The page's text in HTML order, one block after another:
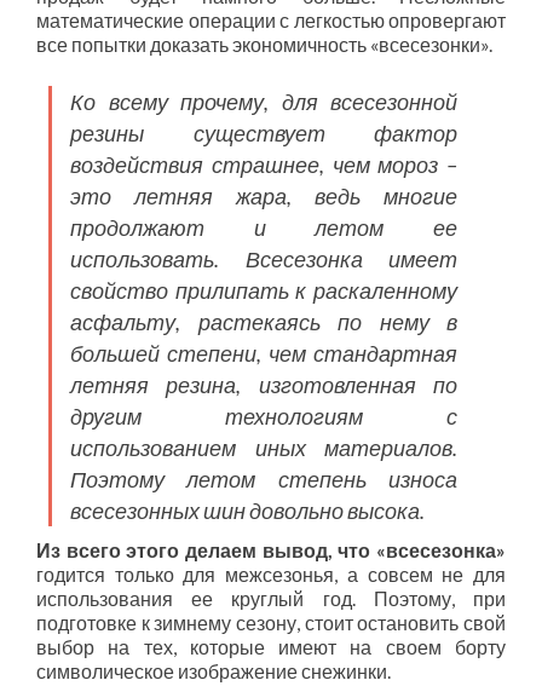
математические операции с легкостью опровергают
все попытки доказать экономичность «всесезонки».
Ко всему прочему, для всесезонной
резины существует фактор
воздействия страшнее, чем мороз –
это летняя жара, ведь многие
продолжают и летом ее
использовать. Всесезонка имеет
свойство прилипать к раскаленному
асфальту, растекаясь по нему в
большей степени, чем стандартная
летняя резина, изготовленная по
другим технологиям с
использованием иных материалов.
Поэтому летом степень износа
всесезонных шин довольно высока.
Из всего этого делаем вывод, что «всесезонка»
годится только для межсезонья, а совсем не для
использования ее круглый год. Поэтому, при
подготовке к зимнему сезону, стоит остановить свой
выбор на тех, которые имеют на своем борту
символическое изображение снежинки.